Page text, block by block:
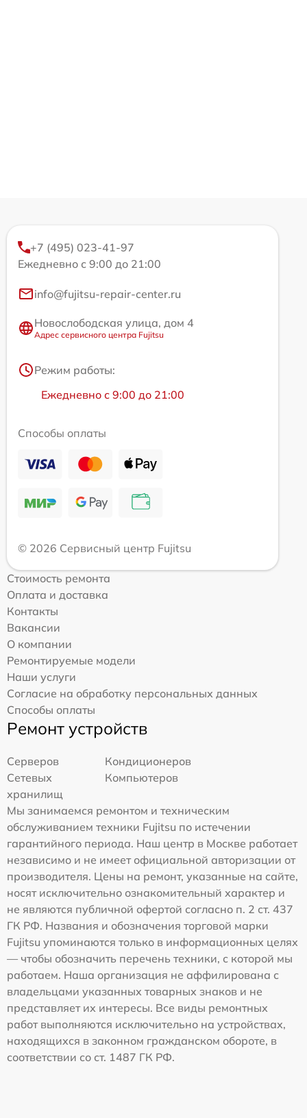
+7 (495) 023-41-97
Ежедневно с 9:00 до 21:00
info@fujitsu-repair-center.ru
Новослободская улица, дом 4
Адрес сервисного центра Fujitsu
Режим работы:
Ежедневно с 9:00 до 21:00
Способы оплаты
© 2026 Сервисный центр Fujitsu
Стоимость ремонта
Оплата и доставка
Контакты
Вакансии
О компании
Ремонтируемые модели
Наши услуги
Согласие на обработку персональных данных
Способы оплаты
Ремонт устройств
Серверов
Кондиционеров
Сетевых
хранилищ
Компьютеров
Мы занимаемся ремонтом и техническим
обслуживанием техники Fujitsu по истечении
гарантийного периода. Наш центр в Москве работает
независимо и не имеет официальной авторизации от
производителя. Цены на ремонт, указанные на сайте,
носят исключительно ознакомительный характер и
не являются публичной офертой согласно п. 2 ст. 437
ГК РФ. Названия и обозначения торговой марки
Fujitsu упоминаются только в информационных целях
— чтобы обозначить перечень техники, с которой мы
работаем. Наша организация не аффилирована с
владельцами указанных товарных знаков и не
представляет их интересы. Все виды ремонтных
работ выполняются исключительно на устройствах,
находящихся в законном гражданском обороте, в
соответствии со ст. 1487 ГК РФ.